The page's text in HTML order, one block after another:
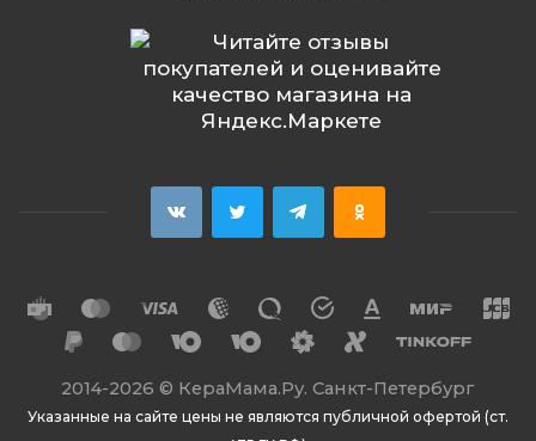
2014-2026 © КераМама.Ру. Санкт-Петербург
Указанные на сайте цены не являются публичной офертой (ст.